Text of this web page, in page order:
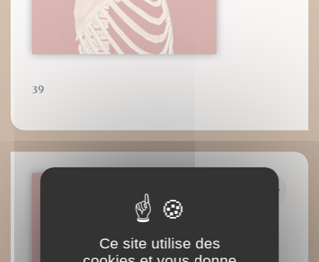
39
Ce site utilise des